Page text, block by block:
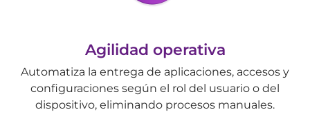
Agilidad operativa
Automatiza la entrega de aplicaciones, accesos y
configuraciones según el rol del usuario o del
dispositivo, eliminando procesos manuales.